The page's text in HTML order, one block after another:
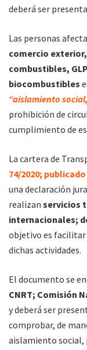
deberá ser
Las personas
comercio
combustibles,
biocombustibles
“aislamiento
prohibición de
cumplimiento de
La cartera de
74/2020;
una declaración
realizan servicios
internacionales;
objetivo es facilitar
dichas actividades.
El documento se
CNRT; Comisión
y deberá ser
comprobar, de
aislamiento